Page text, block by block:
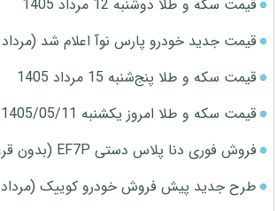
قیمت سکه و طلا دوشنبه 12 مرداد 1405
قیمت جدید خودرو پارس نوآ اعلام شد (مرداد 1405)
قیمت سکه و طلا پنج‌شنبه 15 مرداد 1405
قیمت سکه و طلا امروز یکشنبه 1405/05/11
فروش فوری دنا پلاس دستی EF7P (بدون قرعه کشی)
طرح جدید پیش فروش خودرو کوییک (مرداد 1405)